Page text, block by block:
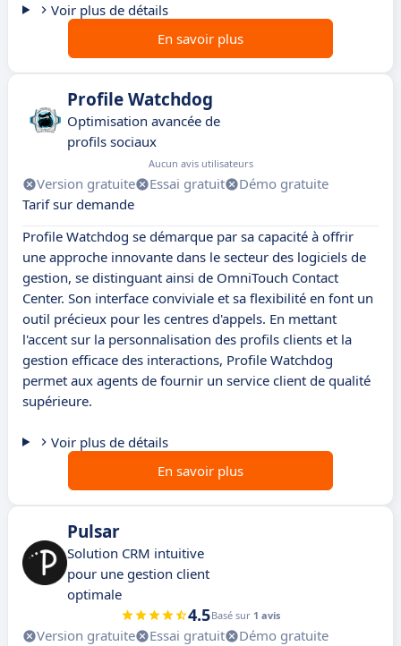
Voir plus de détails
En savoir plus
Profile Watchdog
Optimisation avancée de
profils sociaux
Aucun avis utilisateurs
Version gratuite Essai gratuit
Démo gratuite
Tarif sur demande
Profile Watchdog se démarque par sa capacité à offrir
une approche innovante dans le secteur des logiciels de
gestion, se distinguant ainsi de OmniTouch Contact
Center. Son interface conviviale et sa flexibilité en font un
outil précieux pour les centres d'appels. En mettant
l'accent sur la personnalisation des profils clients et la
gestion efficace des interactions, Profile Watchdog
permet aux agents de fournir un service client de qualité
supérieure.
Voir plus de détails
En savoir plus
Pulsar
Solution CRM intuitive
pour une gestion client
optimale
4.5Basé sur 1 avis
Version gratuite Essai gratuit
Démo gratuite